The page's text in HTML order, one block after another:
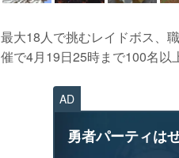
最大18人で挑むレイドボス、
催で4月19日25時まで100名以
AD
勇者パーティは